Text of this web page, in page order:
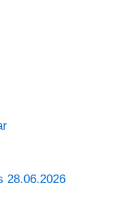
28.06.2026